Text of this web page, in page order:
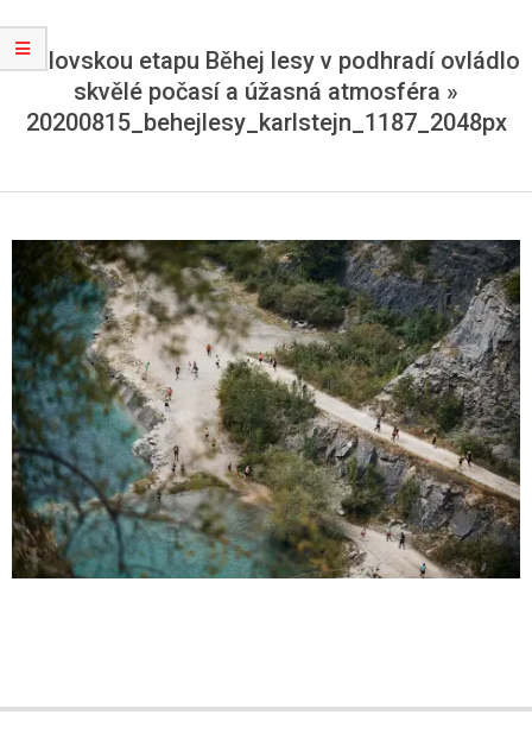
Královskou etapu Běhej lesy v podhradí ovládlo
skvělé počasí a úžasná atmosféra »
20200815_behejlesy_karlstejn_1187_2048px